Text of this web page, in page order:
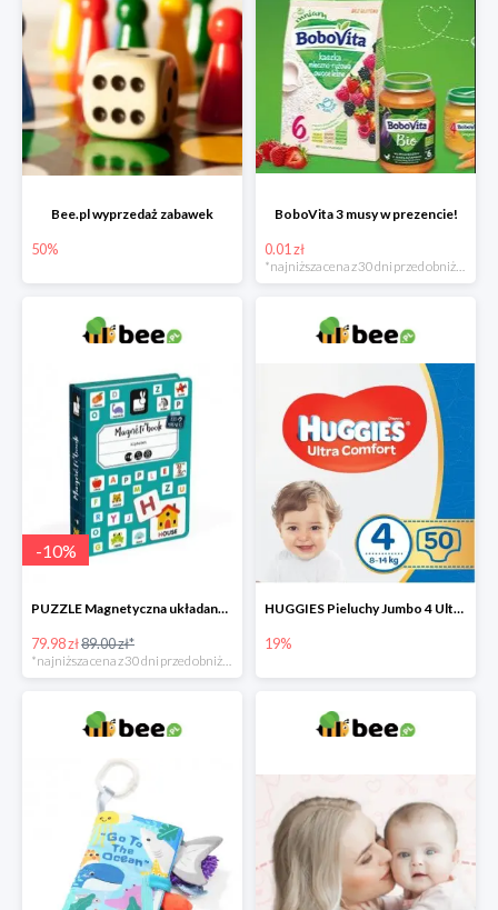
Bee.pl wyprzedaż zabawek
50%
BoboVita 3 musy w prezencie!
0.01 zł
*najniższa cena z 30 dni przed obniżką
-10%
PUZZLE Magnetyczna układanka Alfabet
79.98 zł89.00 zł*
HUGGIES Pieluchy Jumbo 4 Ultra Comfort -19%
19%